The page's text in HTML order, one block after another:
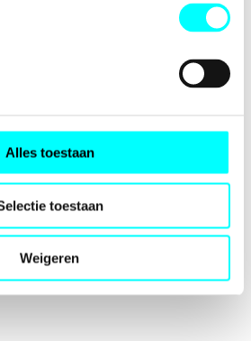
Alles toestaan
toestaan
Weigeren